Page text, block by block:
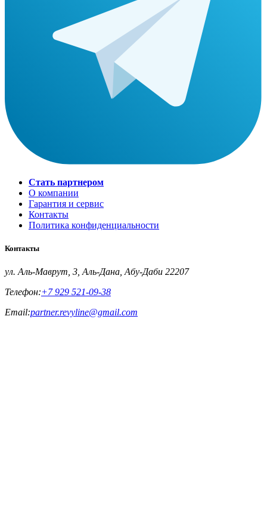
Стать партнером
О компании
Гарантия и сервис
Контакты
Политика конфиденциальности
Контакты
ул. Аль-Маврут, 3, Аль-Дана, Абу-Даби 22207
Телефон:+7 929 521-09-38
Email:partner.revyline@gmail.com